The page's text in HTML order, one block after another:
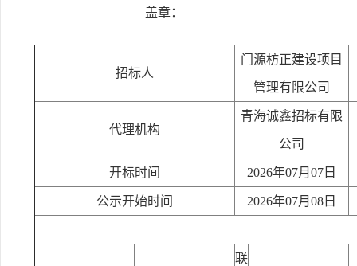
盖章：
招标人
门源枋正建设项目
管理有限公司
代理机构
青海诚鑫招标有限
公司
开标时间 2026年07月07日
公示开始时间 2026年07月08日
联